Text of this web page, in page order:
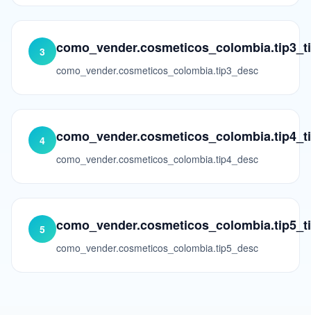
3
como_vender.cosmeticos_colombia.tip3_desc
4
como_vender.cosmeticos_colombia.tip4_desc
5
como_vender.cosmeticos_colombia.tip5_desc